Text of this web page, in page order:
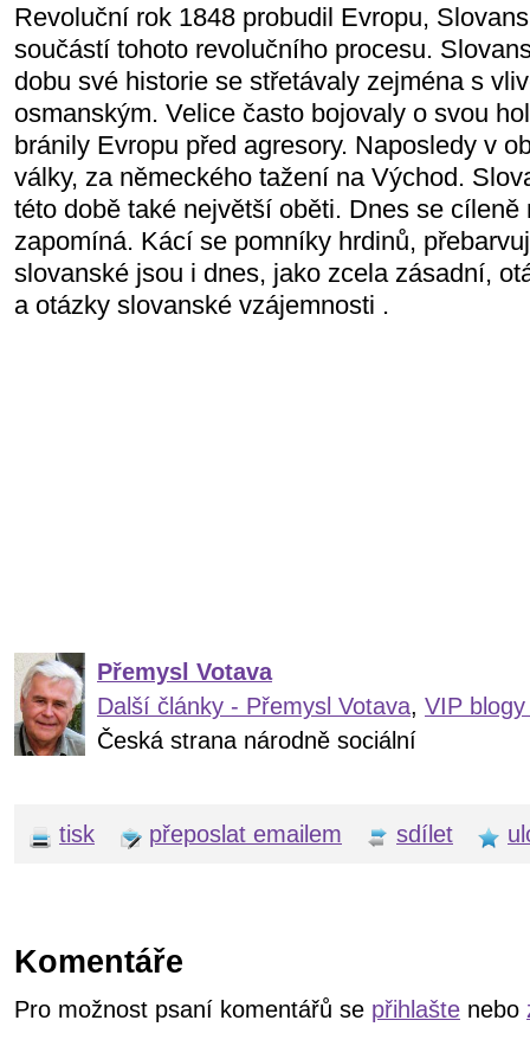
Revoluční rok 1848 probudil Evropu,
součástí tohoto revolučního procesu.
dobu své historie se střetávaly zejména s
osmanským. Velice často bojovaly o svou
bránily Evropu před agresory. Naposledy v
války, za německého tažení na Východ.
této době také největší oběti. Dnes se cíleně
zapomíná. Kácí se pomníky hrdinů,
slovanské jsou i dnes, jako zcela zásadní,
a otázky slovanské vzájemnosti .
Přemysl Votava
Další články - Přemysl Votava, VIP
Česká strana národně sociální
tisk přeposlat emailem sdílet
Komentáře
Pro možnost psaní komentářů se přihlašte nebo